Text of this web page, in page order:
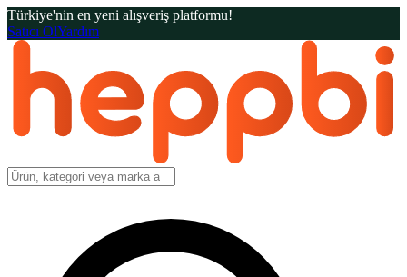
Türkiye'nin en yeni alışveriş platformu!
Satıcı OlYardım